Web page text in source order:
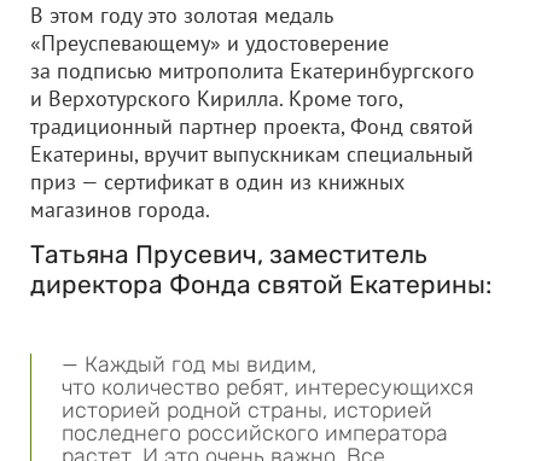
В этом году это золотая медаль
«Преуспевающему» и удостоверение
за подписью митрополита Екатеринбургского
и Верхотурского Кирилла. Кроме того,
традиционный партнер проекта, Фонд святой
Екатерины, вручит выпускникам специальный
приз — сертификат в один из книжных
магазинов города.
Татьяна Прусевич, заместитель
директора Фонда святой Екатерины:
— Каждый год мы видим,
что количество ребят, интересующихся
историей родной страны, историей
последнего российского императора